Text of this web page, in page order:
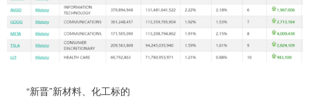
“新晋”新材料、化工标的